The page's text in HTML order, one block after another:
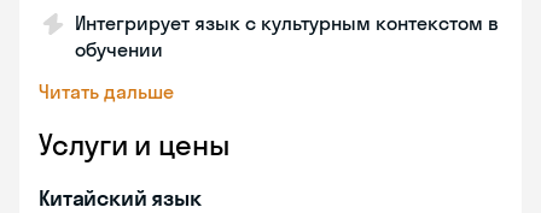
Интегрирует язык с культурным контекстом в
обучении
Читать дальше
Услуги и цены
Китайский язык